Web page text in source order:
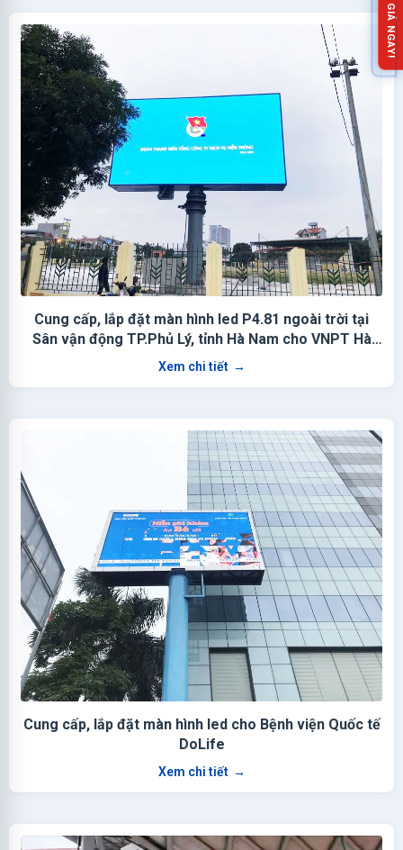
Cung cấp, lắp đặt màn hình led P4.81 ngoài trời tại
Sân vận động TP.Phủ Lý, tỉnh Hà Nam cho VNPT Hà
Nam
Xem chi tiết →
Cung cấp, lắp đặt màn hình led cho Bệnh viện Quốc tế
DoLife
Xem chi tiết →